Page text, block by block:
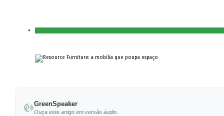
GreenSpeaker
Ouça este artigo em versão áudio.